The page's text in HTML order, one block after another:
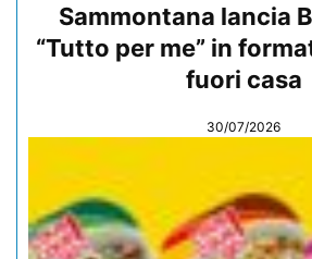
Sammontana lancia
“Tutto per me” in
fuori casa
30/07/2026